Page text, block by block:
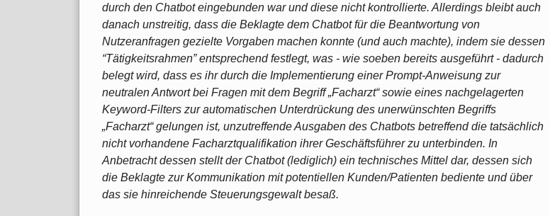
durch den Chatbot eingebunden war und diese nicht kontrollierte. Allerdings bleibt auch
danach unstreitig, dass die Beklagte dem Chatbot für die Beantwortung von
Nutzeranfragen gezielte Vorgaben machen konnte (und auch machte), indem sie dessen
“Tätigkeitsrahmen” entsprechend festlegt, was - wie soeben bereits ausgeführt - dadurch
belegt wird, dass es ihr durch die Implementierung einer Prompt-Anweisung zur
neutralen Antwort bei Fragen mit dem Begriff „Facharzt“ sowie eines nachgelagerten
Keyword-Filters zur automatischen Unterdrückung des unerwünschten Begriffs
„Facharzt“ gelungen ist, unzutreffende Ausgaben des Chatbots betreffend die tatsächlich
nicht vorhandene Facharztqualifikation ihrer Geschäftsführer zu unterbinden. In
Anbetracht dessen stellt der Chatbot (lediglich) ein technisches Mittel dar, dessen sich
die Beklagte zur Kommunikation mit potentiellen Kunden/Patienten bediente und über
das sie hinreichende Steuerungsgewalt besaß.